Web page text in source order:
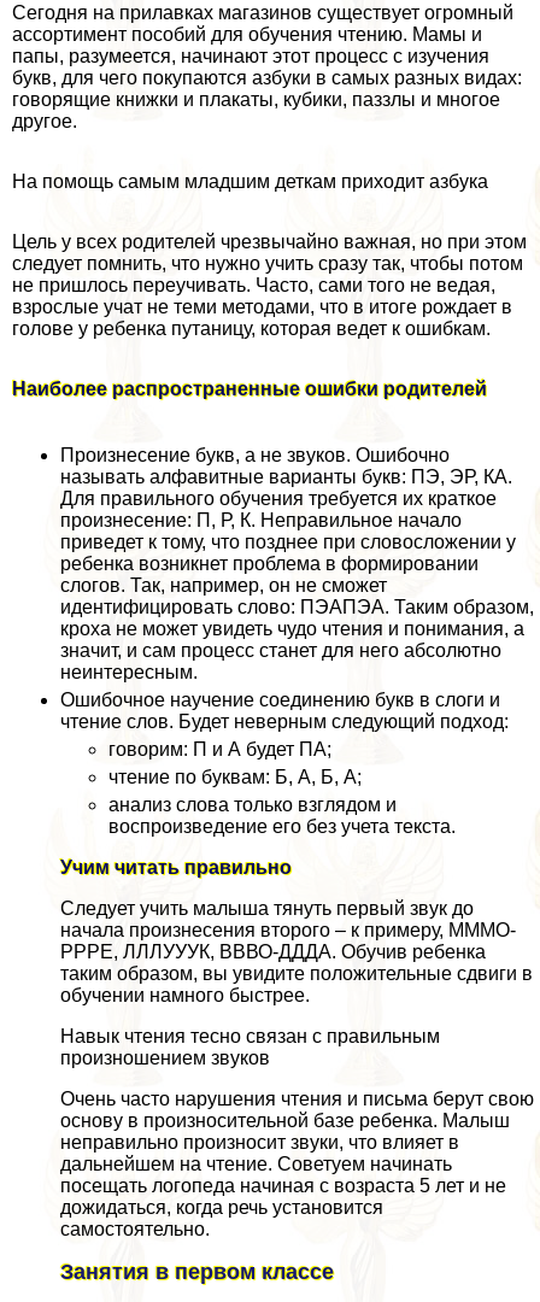
Сегодня на прилавках магазинов существует огромный
ассортимент пособий для обучения чтению. Мамы и
папы, разумеется, начинают этот процесс с изучения
букв, для чего покупаются азбуки в самых разных видах:
говорящие книжки и плакаты, кубики, паззлы и многое
другое.
На помощь самым младшим деткам приходит азбука
Цель у всех родителей чрезвычайно важная, но при этом
следует помнить, что нужно учить сразу так, чтобы потом
не пришлось переучивать. Часто, сами того не ведая,
взрослые учат не теми методами, что в итоге рождает в
голове у ребенка пyтaницу, которая ведет к ошибкам.
Наиболее распространенные ошибки родителей
Произнесение букв, а не звуков. Ошибочно
называть алфавитные варианты букв: ПЭ, ЭР, КА.
Для правильного обучения требуется их краткое
произнесение: П, Р, К. Неправильное начало
приведет к тому, что позднее при словосложении у
ребенка возникнет проблема в формировании
слогов. Так, например, он не сможет
идентифицировать слово: ПЭАПЭА. Таким образом,
кроха не может увидеть чудо чтения и понимания, а
значит, и сам процесс станет для него абсолютно
неинтересным.
Ошибочное научение соединению букв в слоги и
чтение слов. Будет неверным следующий подход:
говорим: П и А будет ПА;
чтение по буквам: Б, А, Б, А;
анализ слова только взглядом и
воспроизведение его без учета текста.
Учим читать правильно
Следует учить малыша тянуть первый звук до
начала произнесения второго – к примеру, МММО-
РРРЕ, ЛЛЛУУУК, ВВВО-ДДДА. Обучив ребенка
таким образом, вы увидите положительные сдвиги в
обучении намного быстрее.
Навык чтения тесно связан с правильным
произношением звуков
Очень часто нарушения чтения и письма берут свою
основу в произносительной базе ребенка. Малыш
неправильно произносит звуки, что влияет в
дальнейшем на чтение. Советуем начинать
посещать логопеда начиная с возраста 5 лет и не
дожидаться, когда речь установится
самостоятельно.
Занятия в первом классе